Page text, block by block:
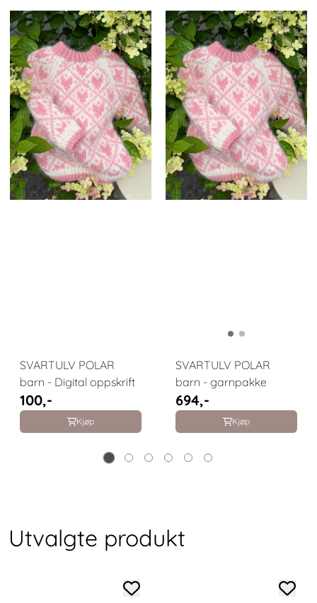
SVARTULV POLAR
barn - Digital oppskrift
100,-
Kjøp
SVARTULV POLAR
barn - garnpakke
694,-
Kjøp
Utvalgte produkt